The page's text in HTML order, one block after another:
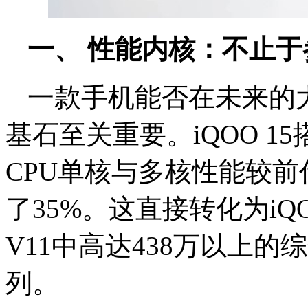
一、 性能内核：不止
一款手机能否在未来的
基石至关重要。iQOO
CPU单核与多核性能较
了35%。这直接转化为
V11中高达438万以上的
列。